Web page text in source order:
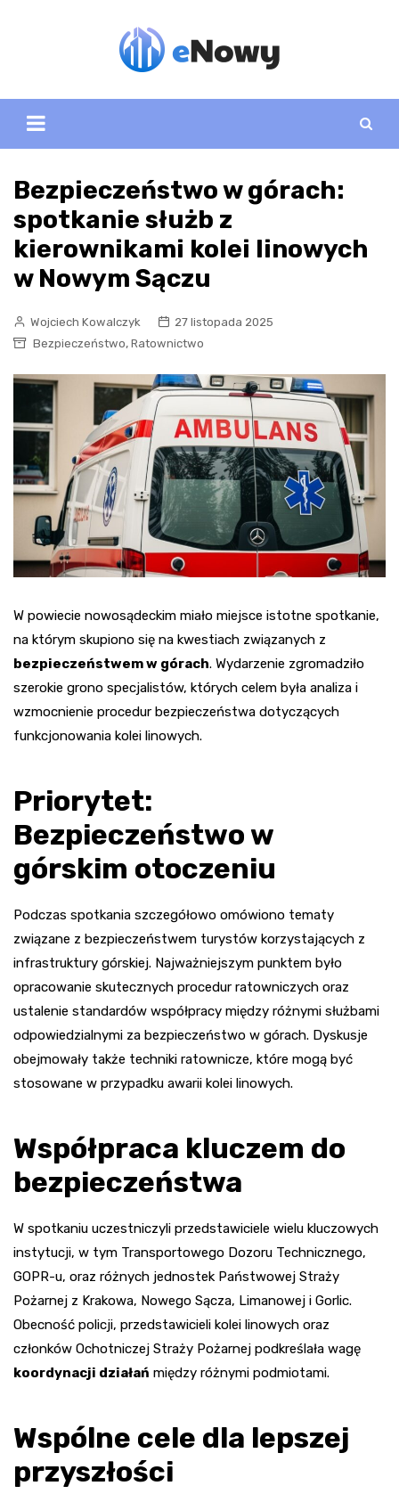
Bezpieczeństwo w górach:
spotkanie służb z
kierownikami kolei linowych
w Nowym Sączu
Wojciech Kowalczyk
27 listopada 2025
Bezpieczeństwo, Ratownictwo
W powiecie nowosądeckim miało miejsce istotne spotkanie,
na którym skupiono się na kwestiach związanych z
bezpieczeństwem w górach. Wydarzenie zgromadziło
szerokie grono specjalistów, których celem była analiza i
wzmocnienie procedur bezpieczeństwa dotyczących
funkcjonowania kolei linowych.
Priorytet:
Bezpieczeństwo w
górskim otoczeniu
Podczas spotkania szczegółowo omówiono tematy
związane z bezpieczeństwem turystów korzystających z
infrastruktury górskiej. Najważniejszym punktem było
opracowanie skutecznych procedur ratowniczych oraz
ustalenie standardów współpracy między różnymi służbami
odpowiedzialnymi za bezpieczeństwo w górach. Dyskusje
obejmowały także techniki ratownicze, które mogą być
stosowane w przypadku awarii kolei linowych.
Współpraca kluczem do
bezpieczeństwa
W spotkaniu uczestniczyli przedstawiciele wielu kluczowych
instytucji, w tym Transportowego Dozoru Technicznego,
GOPR-u, oraz różnych jednostek Państwowej Straży
Pożarnej z Krakowa, Nowego Sącza, Limanowej i Gorlic.
Obecność policji, przedstawicieli kolei linowych oraz
członków Ochotniczej Straży Pożarnej podkreślała wagę
koordynacji działań między różnymi podmiotami.
Wspólne cele dla lepszej
przyszłości